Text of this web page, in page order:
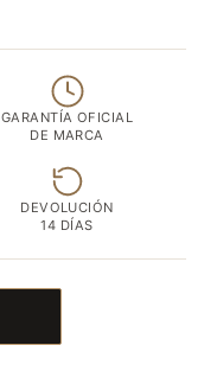
GARANTÍA OFICIAL
DE MARCA
DEVOLUCIÓN
14 DÍAS